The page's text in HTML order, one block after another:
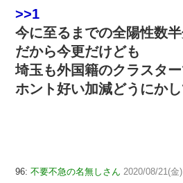
>>1
今に至るまでの全陽性数
だから今更だけども
埼玉も外国籍のクラスター
ホント好い加減どうにか
96: 不要不急の名無しさん 2020/08/21(